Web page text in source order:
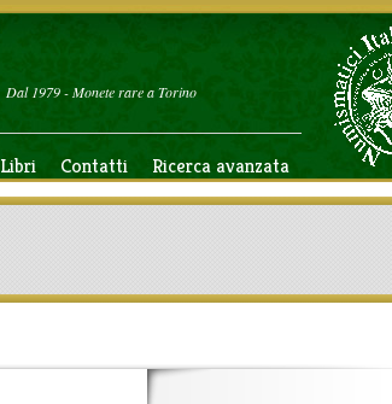
Dal 1979 - Monete rare a Torino
Libri Contatti Ricerca avanzata